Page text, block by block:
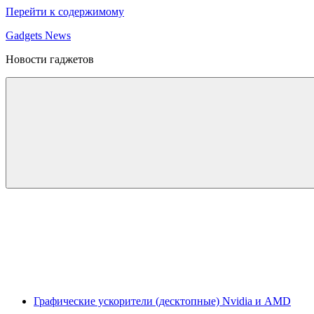
Перейти к содержимому
Gadgets News
Новости гаджетов
Графические ускорители (десктопные) Nvidia и AMD